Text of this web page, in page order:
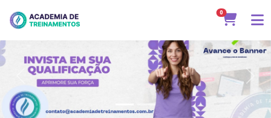
0
Previous Next